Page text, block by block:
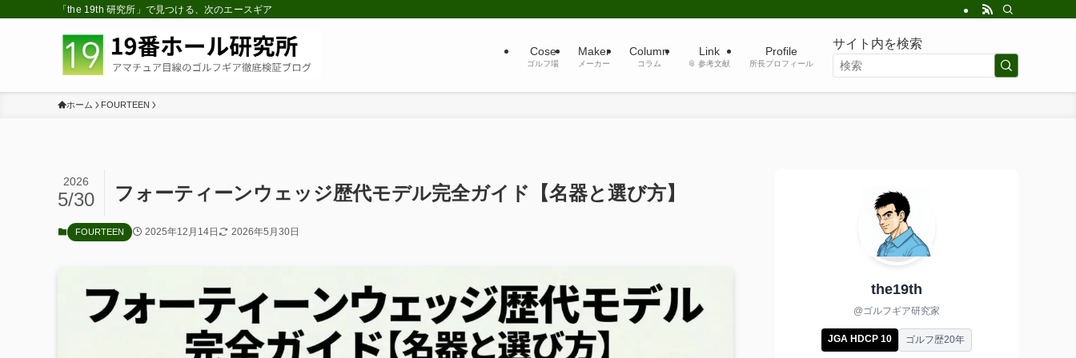
「the 19th 研究所」で見つける、次のエースギア
Cose
ゴルフ場
Maker
メーカー
Column
コラム
Link
📎 参考文献
Profile
所長プロフィール
サイト内を検索
ホーム FOURTEEN
フォーティーンウェッジ歴代モデル完全ガイド【名器と選び方】
2026
5/30
FOURTEEN 2025年12月14日 2026年5月30日
the19th
@ゴルフギア研究家
JGA HDCP 10 ゴルフ歴20年